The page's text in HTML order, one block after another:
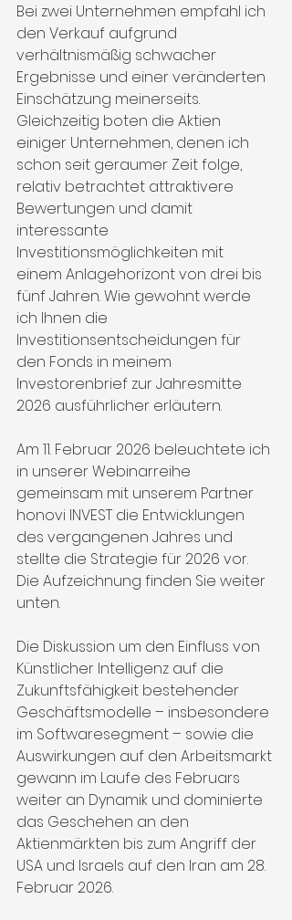
Bei zwei Unternehmen empfahl ich
den Verkauf aufgrund
verhältnismäßig schwacher
Ergebnisse und einer veränderten
Einschätzung meinerseits.
Gleichzeitig boten die Aktien
einiger Unternehmen, denen ich
schon seit geraumer Zeit folge,
relativ betrachtet attraktivere
Bewertungen und damit
interessante
Investitionsmöglichkeiten mit
einem Anlagehorizont von drei bis
fünf Jahren. Wie gewohnt werde
ich Ihnen die
Investitionsentscheidungen für
den Fonds in meinem
Investorenbrief zur Jahresmitte
2026 ausführlicher erläutern.
Am 11. Februar 2026 beleuchtete ich
in unserer Webinarreihe
gemeinsam mit unserem Partner
honovi INVEST die Entwicklungen
des vergangenen Jahres und
stellte die Strategie für 2026 vor.
Die Aufzeichnung finden Sie weiter
unten.
Die Diskussion um den Einfluss von
Künstlicher Intelligenz auf die
Zukunftsfähigkeit bestehender
Geschäftsmodelle – insbesondere
im Softwaresegment – sowie die
Auswirkungen auf den Arbeitsmarkt
gewann im Laufe des Februars
weiter an Dynamik und dominierte
das Geschehen an den
Aktienmärkten bis zum Angriff der
USA und Israels auf den Iran am 28.
Februar 2026.